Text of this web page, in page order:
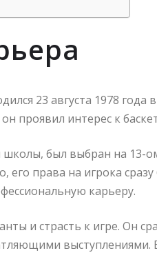
23 августа 1978
интерес к
школы, был выбран на 13-
права на игрока
карьеру.
и страсть к игре. Он
выступлениями.